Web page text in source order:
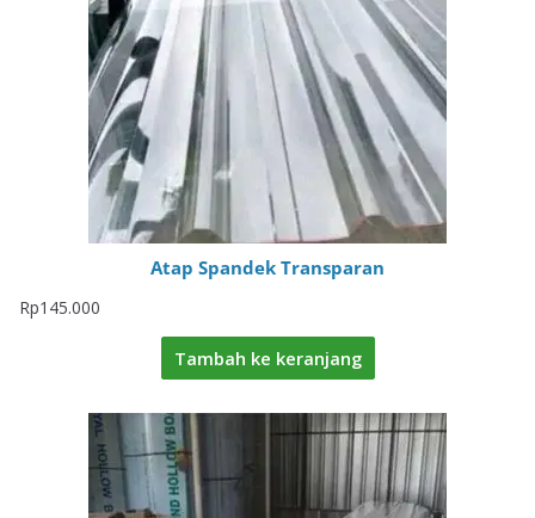
Atap Spandek Transparan
Rp145.000
Tambah ke keranjang